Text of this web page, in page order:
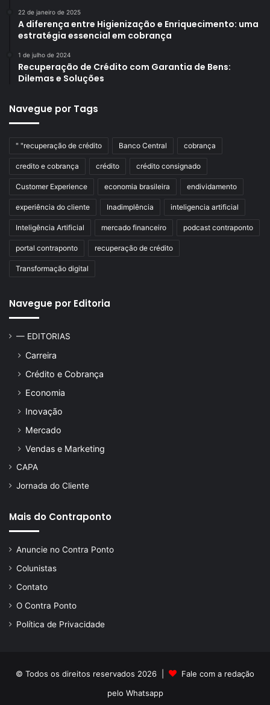
22 de janeiro de 2025
A diferença entre Higienização e Enriquecimento: uma
estratégia essencial em cobrança
1 de julho de 2024
Recuperação de Crédito com Garantia de Bens:
Dilemas e Soluções
Navegue por Tags
" "recuperação de crédito Banco Central cobrança
credito e cobrança crédito crédito consignado
Customer Experience economia brasileira endividamento
experiência do cliente Inadimplência inteligencia artificial
Inteligência Artificial mercado financeiro podcast contraponto
portal contraponto recuperação de crédito
Transformação digital
Navegue por Editoria
— EDITORIAS
Carreira
Crédito e Cobrança
Economia
Inovação
Mercado
Vendas e Marketing
CAPA
Jornada do Cliente
Mais do Contraponto
Anuncie no Contra Ponto
Colunistas
Contato
O Contra Ponto
Política de Privacidade
© Todos os direitos reservados 2026 |
Fale com a redação
pelo Whatsapp